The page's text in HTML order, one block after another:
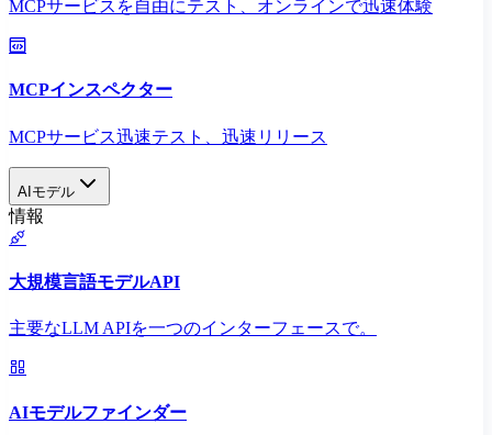
MCPサービスを自由にテスト、オンラインで迅速体験
MCPインスペクター
MCPサービス迅速テスト、迅速リリース
AIモデル
情報
大規模言語モデルAPI
主要なLLM APIを一つのインターフェースで。
AIモデルファインダー